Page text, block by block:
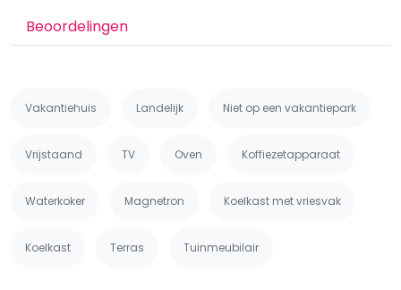
Beoordelingen
Vakantiehuis Landelijk Niet op een vakantiepark
Vrijstaand TV Oven Koffiezetapparaat
Waterkoker Magnetron Koelkast met vriesvak
Koelkast Terras Tuinmeubilair